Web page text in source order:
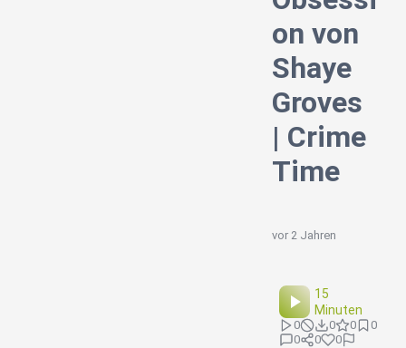
on von
Shaye
Groves
| Crime
Time
vor 2 Jahren
15
Minuten
0 0 0
0
0
0 0